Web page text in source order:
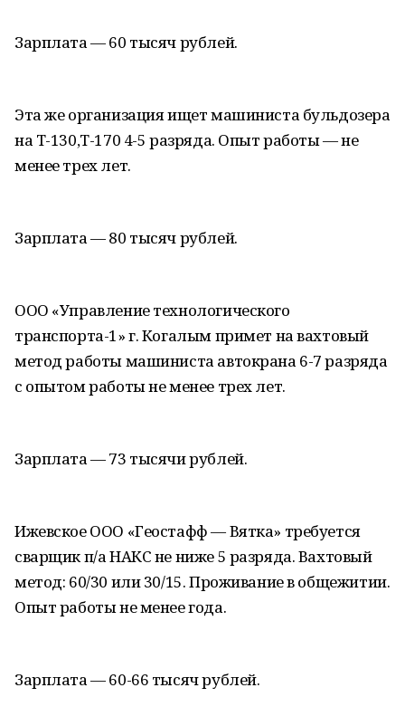
Зарплата — 60 тысяч рублей.
Эта же организация ищет машиниста бульдозера
на Т-130,Т-170 4-5 разряда. Опыт работы — не
менее трех лет.
Зарплата — 80 тысяч рублей.
ООО «Управление технологического
транспорта-1» г. Когалым примет на вахтовый
метод работы машиниста автокрана 6-7 разряда
с опытом работы не менее трех лет.
Зарплата — 73 тысячи рублей.
Ижевское ООО «Геостафф — Вятка» требуется
сварщик п/а НАКС не ниже 5 разряда. Вахтовый
метод: 60/30 или 30/15. Проживание в общежитии.
Опыт работы не менее года.
Зарплата — 60-66 тысяч рублей.